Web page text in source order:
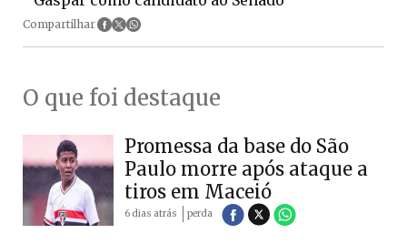
Compartilhar
O que foi destaque
Promessa da base do São
Paulo morre após ataque a
tiros em Maceió
6 dias atrás perda